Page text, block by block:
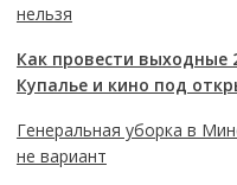
нельзя
Как провести выходные
Купалье и кино под
Генеральная уборка в
не вариант